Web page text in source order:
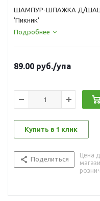
ШАМПУР-ШПАЖКА Д/
'Пикник'
Подробнее
89.00 руб./упа
Купить в 1 клик
Поделиться
Цена